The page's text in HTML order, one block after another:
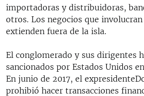
importadoras y distribuidoras,
otros. Los negocios que
extienden fuera de la isla.
El conglomerado y sus dirigentes
sancionados por Estados Unidos
En junio de 2017, el
prohibió hacer transacciones